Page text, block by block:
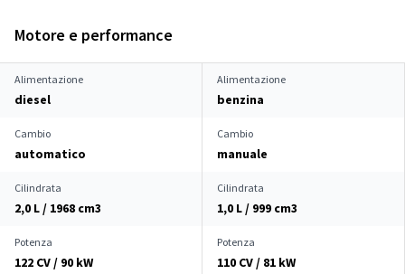
Motore e performance
Alimentazione
diesel
Alimentazione
benzina
Cambio
automatico
Cambio
manuale
Cilindrata
2,0 L / 1968 cm3
Cilindrata
1,0 L / 999 cm3
Potenza
122 CV / 90 kW
Potenza
110 CV / 81 kW